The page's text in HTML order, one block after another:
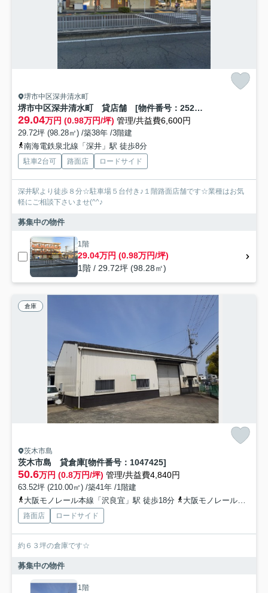
堺市中区深井清水町
堺市中区深井清水町 貸店舗 [物件番号：252035]
29.04万円 (0.98万円/坪) 管理/共益費6,600円
29.72坪 (98.28㎡) /築38年 /3階建
南海電鉄泉北線「深井」駅 徒歩8分
駐車2台可 路面店 ロードサイド
深井駅より徒歩８分☆駐車場５台付き♪１階路面店舗です☆業種はお気
軽にご相談下さいませ(^^♪
募集中の物件
1階
29.04万円 (0.98万円/坪)
1階 / 29.72坪 (98.28㎡)
倉庫
茨木市島
茨木市島 貸倉庫[物件番号：1047425]
50.6万円 (0.8万円/坪) 管理/共益費4,840円
63.52坪 (210.00㎡) /築41年 /1階建
大阪モノレール本線「沢良宜」駅 徒歩18分
大阪モノレール本線「摂津」駅 徒歩20分
路面店 ロードサイド
約６３坪の倉庫です☆
募集中の物件
1階